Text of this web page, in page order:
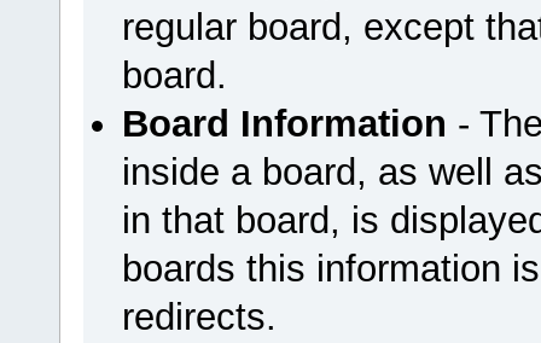
regular board, except
board.
Board Information -
inside a board, as well
in that board, is
boards this information
redirects.